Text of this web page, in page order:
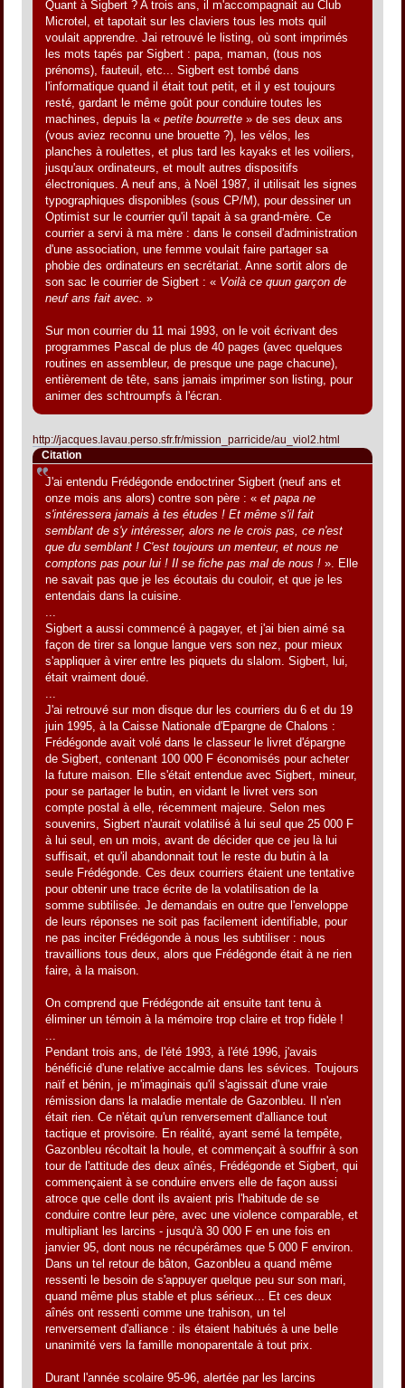
Quant à Sigbert ? A trois ans, il m'accompagnait au Club
Microtel, et tapotait sur les claviers tous les mots quil
voulait apprendre. Jai retrouvé le listing, où sont imprimés
les mots tapés par Sigbert : papa, maman, (tous nos
prénoms), fauteuil, etc... Sigbert est tombé dans
l'informatique quand il était tout petit, et il y est toujours
resté, gardant le même goût pour conduire toutes les
machines, depuis la «petite bourrette » de ses deux ans
(vous aviez reconnu une brouette ?), les vélos, les
planches à roulettes, et plus tard les kayaks et les voiliers,
jusqu'aux ordinateurs, et moult autres dispositifs
électroniques. A neuf ans, à Noël 1987, il utilisait les signes
typographiques disponibles (sous CP/M), pour dessiner un
Optimist sur le courrier qu'il tapait à sa grand-mère. Ce
courrier a servi à ma mère : dans le conseil d'administration
d'une association, une femme voulait faire partager sa
phobie des ordinateurs en secrétariat. Anne sortit alors de
son sac le courrier de Sigbert : « Voilà ce quun garçon de
neuf ans fait avec. »
Sur mon courrier du 11 mai 1993, on le voit écrivant des
programmes Pascal de plus de 40 pages (avec quelques
routines en assembleur, de presque une page chacune),
entièrement de tête, sans jamais imprimer son listing, pour
animer des schtroumpfs à l'écran.
http://jacques.lavau.perso.sfr.fr/mission_parricide/au_viol2.html
Citation
J'ai entendu Frédégonde endoctriner Sigbert (neuf ans et
onze mois ans alors) contre son père : «et papa ne
s'intéressera jamais à tes études ! Et même s'il fait
semblant de s'y intéresser, alors ne le crois pas, ce n'est
que du semblant ! C'est toujours un menteur, et nous ne
comptons pas pour lui ! Il se fiche pas mal de nous !». Elle
ne savait pas que je les écoutais du couloir, et que je les
entendais dans la cuisine.
Sigbert a aussi commencé à pagayer, et j'ai bien aimé sa
façon de tirer sa longue langue vers son nez, pour mieux
s'appliquer à virer entre les piquets du slalom. Sigbert, lui,
était vraiment doué.
J'ai retrouvé sur mon disque dur les courriers du 6 et du 19
juin 1995, à la Caisse Nationale d'Epargne de Chalons :
Frédégonde avait volé dans le classeur le livret d'épargne
de Sigbert, contenant 100 000 F économisés pour acheter
la future maison. Elle s'était entendue avec Sigbert, mineur,
pour se partager le butin, en vidant le livret vers son
compte postal à elle, récemment majeure. Selon mes
souvenirs, Sigbert n'aurait volatilisé à lui seul que 25 000 F
à lui seul, en un mois, avant de décider que ce jeu là lui
suffisait, et qu'il abandonnait tout le reste du butin à la
seule Frédégonde. Ces deux courriers étaient une tentative
pour obtenir une trace écrite de la volatilisation de la
somme subtilisée. Je demandais en outre que l'enveloppe
de leurs réponses ne soit pas facilement identifiable, pour
ne pas inciter Frédégonde à nous les subtiliser : nous
travaillions tous deux, alors que Frédégonde était à ne rien
faire, à la maison.
On comprend que Frédégonde ait ensuite tant tenu à
éliminer un témoin à la mémoire trop claire et trop fidèle !
Pendant trois ans, de l'été 1993, à l'été 1996, j'avais
bénéficié d'une relative accalmie dans les sévices. Toujours
naïf et bénin, je m'imaginais qu'il s'agissait d'une vraie
rémission dans la maladie mentale de Gazonbleu. Il n'en
était rien. Ce n'était qu'un renversement d'alliance tout
tactique et provisoire. En réalité, ayant semé la tempête,
Gazonbleu récoltait la houle, et commençait à souffrir à son
tour de l'attitude des deux aînés, Frédégonde et Sigbert, qui
commençaient à se conduire envers elle de façon aussi
atroce que celle dont ils avaient pris l'habitude de se
conduire contre leur père, avec une violence comparable, et
multipliant les larcins - jusqu'à 30 000 F en une fois en
janvier 95, dont nous ne récupérâmes que 5 000 F environ.
Dans un tel retour de bâton, Gazonbleu a quand même
ressenti le besoin de s'appuyer quelque peu sur son mari,
quand même plus stable et plus sérieux... Et ces deux
aînés ont ressenti comme une trahison, un tel
renversement d'alliance : ils étaient habitués à une belle
unanimité vers la famille monoparentale à tout prix.
Durant l'année scolaire 95-96, alertée par les larcins